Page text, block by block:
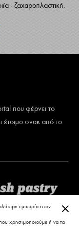
- ζαχαροπλαστική.
που φέρνει το
σνακ από το
εμπειρία στον
χρησιμοποιούμε ή να τα